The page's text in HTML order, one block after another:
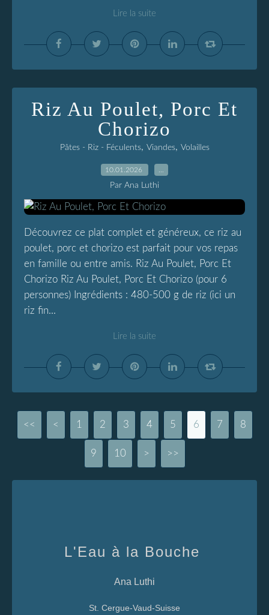
Lire la suite
Riz Au Poulet, Porc Et
Chorizo
Pâtes - Riz - Féculents, Viandes, Volailles
10.01.2026
Par Ana Luthi
Découvrez ce plat complet et généreux, ce riz au
poulet, porc et chorizo est parfait pour vos repas
en famille ou entre amis. Riz Au Poulet, Porc Et
Chorizo Riz Au Poulet, Porc Et Chorizo (pour 6
personnes) Ingrédients : 480-500 g de riz (ici un
riz fin...
Lire la suite
<< < 1 2 3 4 5 6 7 8
9 10 20
> >>
L'Eau à la Bouche
Ana Luthi
St. Cergue-Vaud-Suisse